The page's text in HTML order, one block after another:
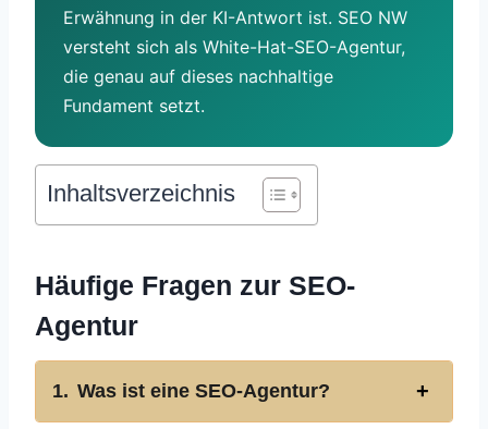
Erwähnung in der KI-Antwort ist. SEO NW
versteht sich als White-Hat-SEO-Agentur,
die genau auf dieses nachhaltige
Fundament setzt.
Inhaltsverzeichnis
Häufige Fragen zur SEO-
Agentur
Was ist eine SEO-Agentur?